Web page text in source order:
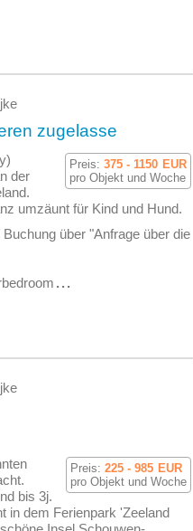
zugelasse
Preis: 375 - 1150 EUR
pro Objekt und Woche
der
umzäunt für Kind und Hund.
über "Anfrage über die
...
Preis: 225 - 985 EUR
pro Objekt und Woche
bis 3j.
in dem Ferienpark 'Zeeland